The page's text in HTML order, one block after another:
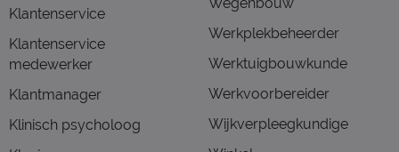
Klantenservice
Klantenservice
medewerker
Klantmanager
Klinisch psycholoog
Werkplekbeheerder
Werktuigbouwkunde
Werkvoorbereider
Wijkverpleegkundige